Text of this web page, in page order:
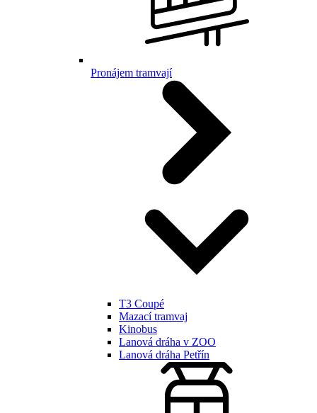
Pronájem tramvají
T3 Coupé
Mazací tramvaj
Kinobus
Lanová dráha v ZOO
Lanová dráha Petřín